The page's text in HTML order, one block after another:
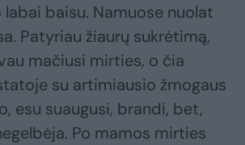
baisu. Namuose nuolat
Patyriau žiaurų sukrėtimą,
mačiusi mirties, o čia
su artimiausio žmogaus
esu suaugusi, brandi, bet,
Po mamos mirties